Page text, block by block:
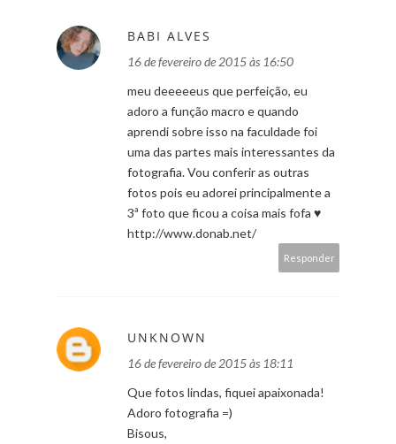
BABI ALVES
16 de fevereiro de 2015 às 16:50
meu deeeeeus que perfeição, eu
adoro a função macro e quando
aprendi sobre isso na faculdade foi
uma das partes mais interessantes da
fotografia. Vou conferir as outras
fotos pois eu adorei principalmente a
3ª foto que ficou a coisa mais fofa ♥
http://www.donab.net/
Responder
UNKNOWN
16 de fevereiro de 2015 às 18:11
Que fotos lindas, fiquei apaixonada!
Adoro fotografia =)
Bisous,